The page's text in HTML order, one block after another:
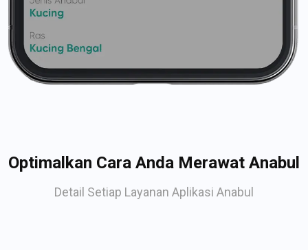
Optimalkan Cara Anda Merawat Anabul
Detail Setiap Layanan Aplikasi Anabul